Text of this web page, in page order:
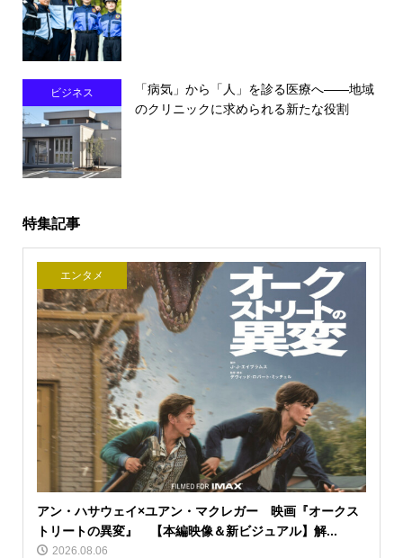
ビジネス
「病気」から「人」を診る医療へ――地域
のクリニックに求められる新たな役割
特集記事
エンタメ
アン・ハサウェイ×ユアン・マクレガー 映画『オークス
トリートの異変』 【本編映像＆新ビジュアル】解...
2026.08.06